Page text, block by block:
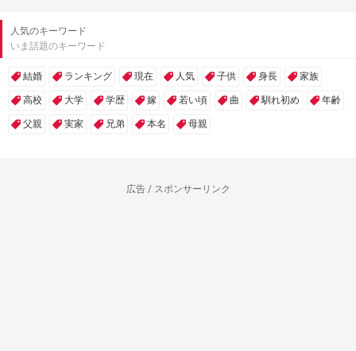
人気のキーワード
いま話題のキーワード
結婚 ランキング 現在 人気 子供 身長 家族
高校 大学 学歴 嫁 若い頃 曲 馴れ初め 年齢
父親 実家 兄弟 本名 母親
広告 / スポンサーリンク